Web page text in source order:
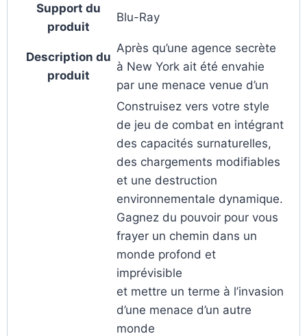
Support du
produit
Blu-Ray
Description du
produit
Après qu’une agence secrète
à New York ait été envahie
par une menace venue d’un
Construisez vers votre style
de jeu de combat en intégrant
des capacités surnaturelles,
des chargements modifiables
et une destruction
environnementale dynamique.
Gagnez du pouvoir pour vous
frayer un chemin dans un
monde profond et
imprévisible
et mettre un terme à l’invasion
d’une menace d’un autre
monde